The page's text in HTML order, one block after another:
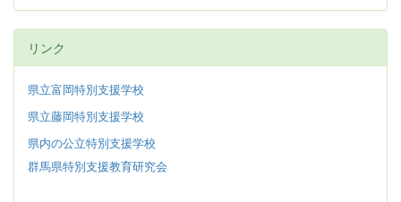
リンク
県立富岡特別支援学校
県立藤岡特別支援学校
県内の公立特別支援学校
群馬県特別支援教育研究会